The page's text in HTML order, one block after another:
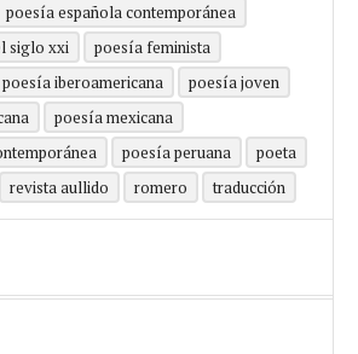
poesía española contemporánea
siglo xxi
poesía feminista
poesía iberoamericana
poesía joven
poesía mexicana
poesía peruana
poeta
revista aullido romero traducción